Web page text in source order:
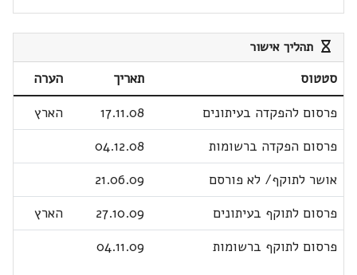
תהליך אישור
סטטוס תאריך
הערה
פרסום להפקדה בעיתונים
17.11.08
הארץ
פרסום הפקדה ברשומות
04.12.08
אושר לתוקף/ לא פורסם
21.06.09
פרסום לתוקף בעיתונים
27.10.09
הארץ
פרסום לתוקף ברשומות
04.11.09